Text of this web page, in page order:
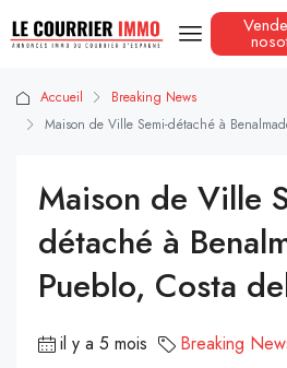
Accueil
Breaking News
Maison de Ville Semi-détaché à
Maison de Ville
détaché à
Pueblo, Costa
il y a 5 mois Breaking